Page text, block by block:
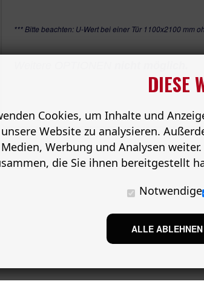
*** Bitte beachten: U-Wert bei einer Tür 1100x2100 mm
DIESE
Cookies, um Inhalte und
Website zu analysieren.
Werbung und Analysen
die Sie ihnen bereitgestellt
Notwendige
ALLE ABLEHNEN